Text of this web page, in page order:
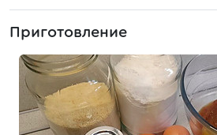
Приготовление